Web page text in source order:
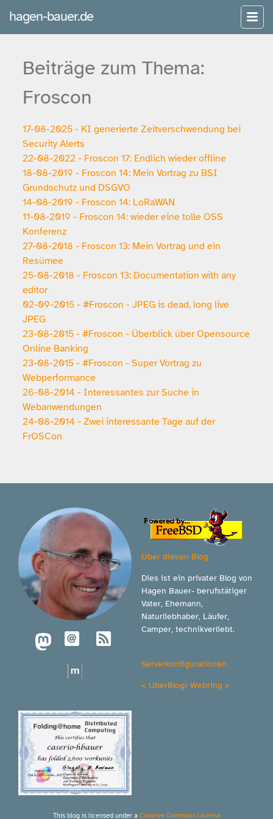
hagen-bauer.de
Beiträge zum Thema:
Froscon
17-08-2025 - KI generierte Zeitverschwendung bei
Security Alerts
22-08-2022 - Froscon 17: Endlich wieder offline
18-08-2019 - Froscon 14: Mein Vortrag zu BSI
Grundschutz und DSGVO
14-08-2019 - Froscon 14: LoRaWAN
11-08-2019 - Froscon 14: wieder eine tolle OSS
Konferenz
27-08-2018 - Froscon 13: Mein Vortrag und ein
Resümee
25-08-2018 - Froscon 13: Documentation with any
editor
02-09-2015 - #Froscon - JPEG is dead, long live
JPEG
23-08-2015 - #Froscon - Überblick über Opensource
Online Banking
23-08-2015 - #Froscon - Super Vortrag zu
Webperformance
26-08-2014 - Interessantes zur Suche in
Webanwendungen
24-08-2014 - Zwei interessante Tage auf der
FrOSCon
Über diesen Blog
Dies ist ein privater Blog von
Hagen Bauer- berufstätiger
Vater, Ehemann,
Naturliebhaber, Läufer,
Camper, technikverliebt.
Serverkonfigurationen
< UberBlogr Webring >
This blog is licensed under a Creative Commons License